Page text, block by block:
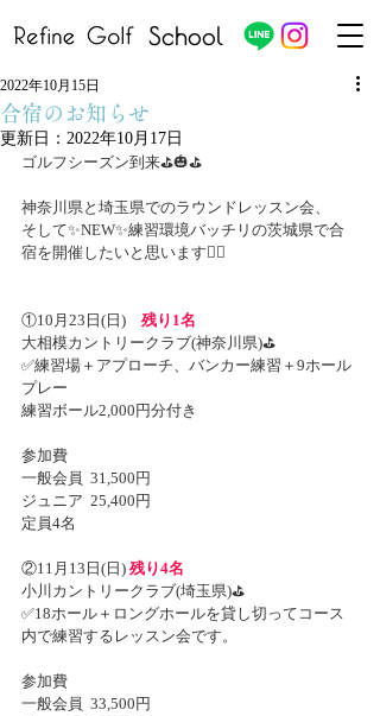
School
合宿のお知らせ
2022年10月15日
更新日： 2022年10月17日
ゴルフシーズン到来⛳️🎃⛳️
神奈川県と埼玉県でのラウンドレッスン会、
そして✨NEW✨練習環境バッチリの茨城県で合
宿を開催したいと思います🏌️‍♂️
①10月23日(日) 残り1名
大相模カントリークラブ(神奈川県)⛳️
✅練習場＋アプローチ、バンカー練習＋9ホール
プレー
練習ボール2,000円分付き
参加費
一般会員  31,500円
ジュニア  25,400円
定員4名
②11月13日(日) 残り4名
小川カントリークラブ(埼玉県)⛳️
✅18ホール＋ロングホールを貸し切ってコース
内で練習するレッスン会です。
参加費
一般会員  33,500円